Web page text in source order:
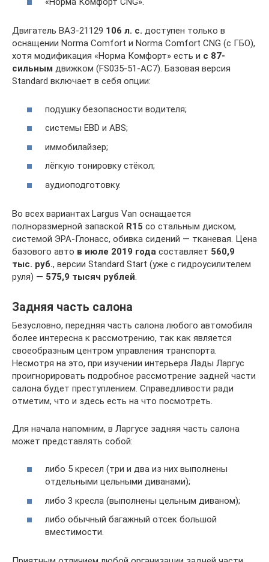
Двигатель ВАЗ-21129 106 л. с. доступен только в
оснащении Norma Comfort и Norma Comfort CNG (с ГБО),
хотя модификация «Норма Комфорт» есть и с 87-
сильным движком (FS035-51-AC7). Базовая версия
Standard включает в себя опции:
подушку безопасности водителя;
системы EBD и ABS;
иммобилайзер;
лёгкую тонировку стёкол;
аудиоподготовку.
Во всех вариантах Largus Van оснащается
полноразмерной запаской R15 со стальным диском,
системой ЭРА-Глонасс, обивка сидений — тканевая. Цена
базового авто в июле 2019 года составляет 560,9
тыс. руб., версии Standard Start (уже с гидроусилителем
руля) — 575,9 тысяч рублей
Задняя часть салона
Безусловно, передняя часть салона любого автомобиля
более интересна к рассмотрению, так как является
своеобразным центром управления транспорта.
Несмотря на это, при изучении интерьера Лады Ларгус
проигнорировать подробное рассмотрение задней части
салона будет преступлением. Справедливости ради
отметим, что и здесь есть на что посмотреть.
Для начала напомним, в Ларгусе задняя часть салона
может представлять собой:
либо 5 кресел (три и два из них выполнены
отдельными цельными диванами);
либо 3 кресла (выполнены цельным диваном);
либо обычный багажный отсек большой
вместимости.